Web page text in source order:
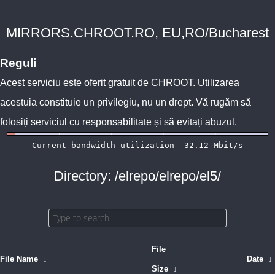
MIRRORS.CHROOT.RO, EU,RO/Bucharest
Reguli
Acest serviciu este oferit gratuit de CHROOT. Utilizarea
acestuia constituie un privilegiu, nu un drept. Vă rugăm să
folosiți serviciul cu responsabilitate și să evitați abuzul.
Directory: /elrepo/elrepo/el5/
File Name ↓
File
Size ↓
Date ↓